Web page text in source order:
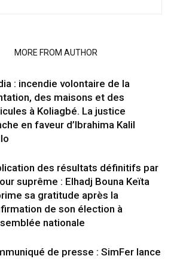
MORE FROM AUTHOR
: incendie volontaire de la
des maisons et des
à Koliagbé. La justice
en faveur d’Ibrahima Kalil
des résultats définitifs par
suprême : Elhadj Bouna Keïta
sa gratitude après la
de son élection à
nationale
de presse : SimFer lance